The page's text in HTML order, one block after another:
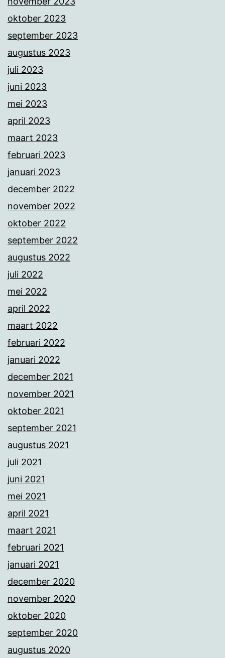
oktober 2023
september 2023
augustus 2023
juli 2023
juni 2023
mei 2023
april 2023
maart 2023
februari 2023
januari 2023
december 2022
november 2022
oktober 2022
september 2022
augustus 2022
juli 2022
mei 2022
april 2022
maart 2022
februari 2022
januari 2022
december 2021
november 2021
oktober 2021
september 2021
augustus 2021
juli 2021
juni 2021
mei 2021
april 2021
maart 2021
februari 2021
januari 2021
december 2020
november 2020
oktober 2020
september 2020
augustus 2020